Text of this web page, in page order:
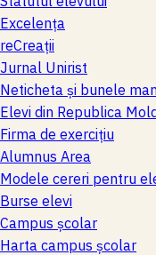
Excelenţa
reCreaţii
Jurnal Unirist
Neticheta și bunele
Elevi din Republica
Firma de exerciţiu
Alumnus Area
Modele cereri pentru
Burse elevi
Campus şcolar
Harta campus şcolar